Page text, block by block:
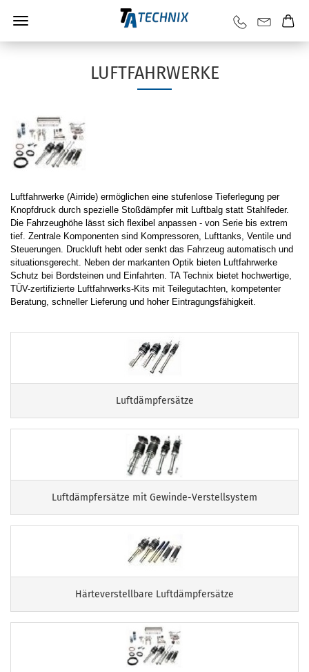
LUFTFAHRWERKE
Luftfahrwerke (Airride) ermöglichen eine stufenlose Tieferlegung per
Knopfdruck durch spezielle Stoßdämpfer mit Luftbalg statt Stahlfeder.
Die Fahrzeughöhe lässt sich flexibel anpassen - von Serie bis extrem
tief. Zentrale Komponenten sind Kompressoren, Lufttanks, Ventile und
Steuerungen. Druckluft hebt oder senkt das Fahrzeug automatisch und
situationsgerecht. Neben der markanten Optik bieten Luftfahrwerke
Schutz bei Bordsteinen und Einfahrten. TA Technix bietet hochwertige,
TÜV-zertifizierte Luftfahrwerks-Kits mit Teilegutachten, kompetenter
Beratung, schneller Lieferung und hoher Eintragungsfähigkeit.
Luftdämpfersätze
Luftdämpfersätze mit Gewinde-Verstellsystem
Härteverstellbare Luftdämpfersätze